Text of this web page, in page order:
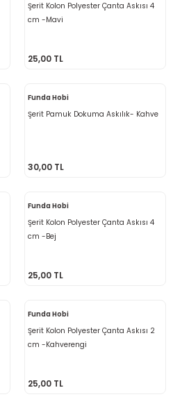
Şerit Kolon Polyester Çanta Askısı 4
cm -Mavi
25,00 TL
Funda Hobi
Şerit Pamuk Dokuma Askılık- Kahve
30,00 TL
Funda Hobi
Şerit Kolon Polyester Çanta Askısı 4
cm -Bej
25,00 TL
Funda Hobi
Şerit Kolon Polyester Çanta Askısı 2
cm -Kahverengi
25,00 TL